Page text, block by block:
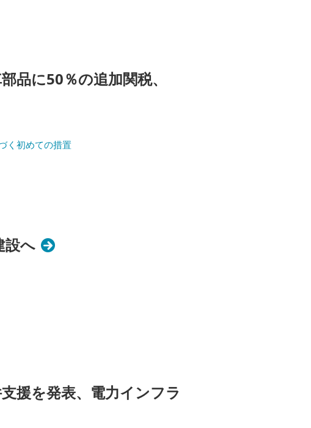
品に50％の追加関税、
く初めての措置
設へ
援を発表、電力インフラ